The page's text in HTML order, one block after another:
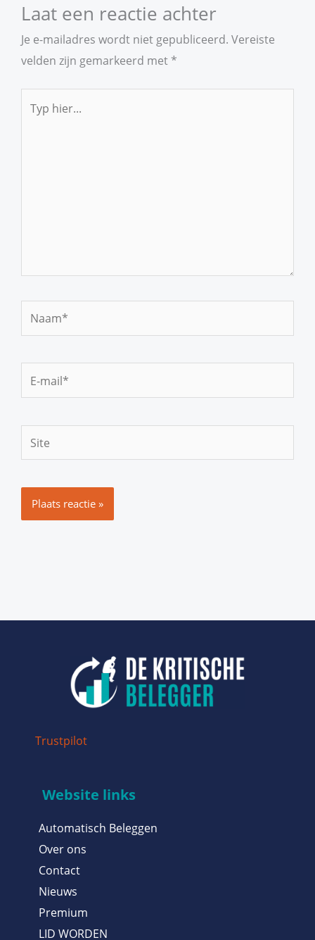
Laat een reactie achter
Je e-mailadres wordt niet gepubliceerd. Vereiste
velden zijn gemarkeerd met *
hier...
Naam*
mail*
Site
Trustpilot
Website links
Automatisch Beleggen
Over ons
Contact
Nieuws
Premium
LID WORDEN